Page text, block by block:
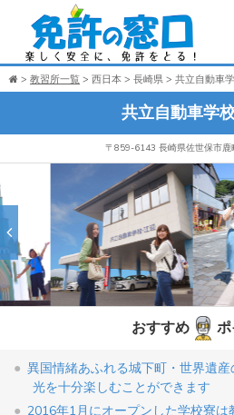
教習所一覧 西日本 長崎県 共立自動車
共立自動車学
〒859-6143 長崎県佐世保市
おすすめ
異国情緒あふれる城下町・世界遺
光を十分楽しむことができます
2016年1月にオープンした学校寮は